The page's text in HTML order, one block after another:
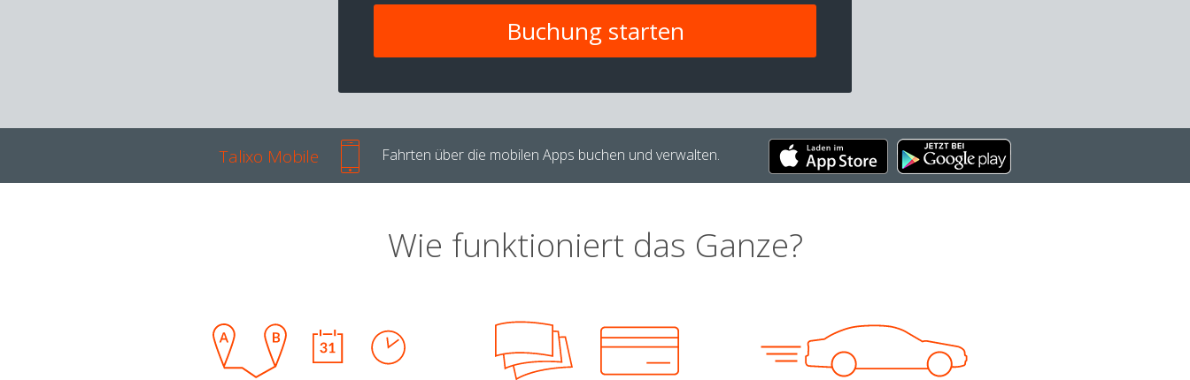
Talixo Mobile Fahrten über die mobilen Apps buchen und verwalten.
Wie funktioniert das Ganze?